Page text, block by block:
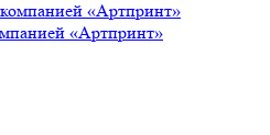
«Артпринт»